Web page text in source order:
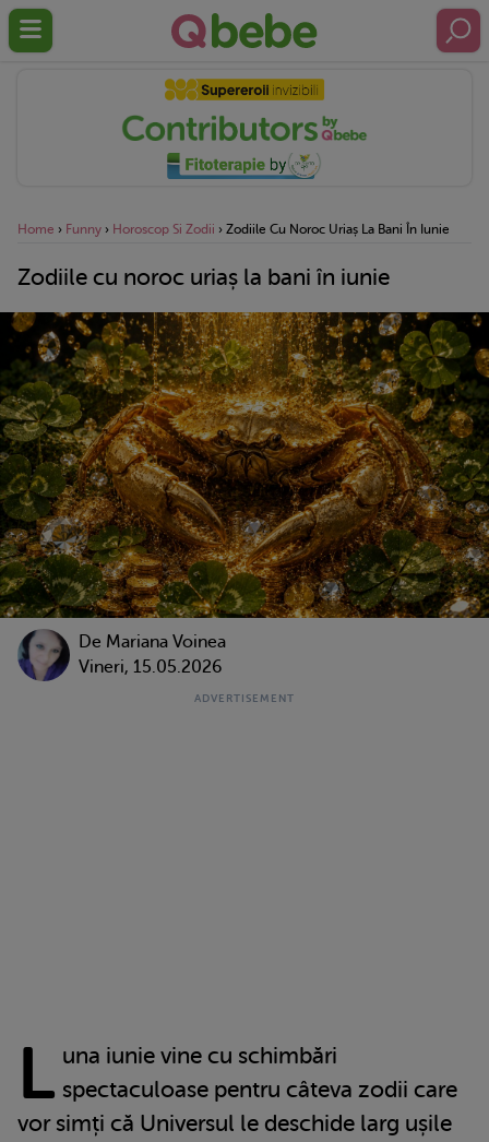
Home › Funny › Horoscop Si Zodii › Zodiile Cu Noroc Uriaș La Bani În Iunie
Zodiile cu noroc uriaș la bani în iunie
De Mariana Voinea
Vineri, 15.05.2026
L una iunie vine cu schimbări
spectaculoase pentru câteva zodii care
vor simți că Universul le deschide larg ușile